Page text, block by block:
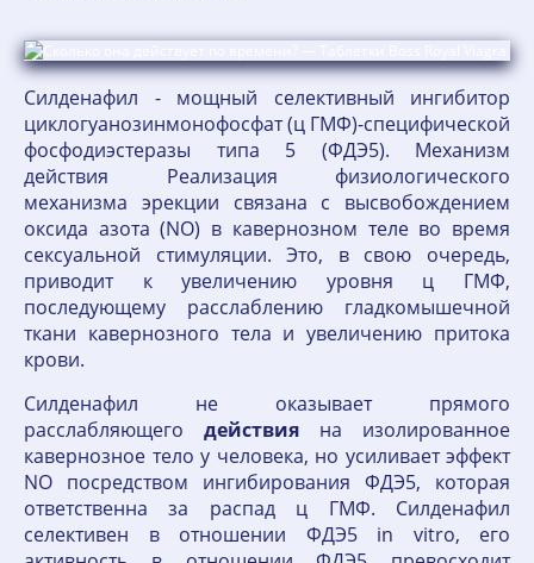
Силденафил - мощный селективный ингибитор
циклогуанозинмонофосфат (ц ГМФ)-специфической
фосфодиэстеразы типа 5 (ФДЭ5). Механизм
действия Реализация физиологического
механизма эрекции связана с высвобождением
оксида азота (NO) в кавернозном теле во время
сексуальной стимуляции. Это, в свою очередь,
приводит к увеличению уровня ц ГМФ,
последующему расслаблению гладкомышечной
ткани кавернозного тела и увеличению притока
крови.
Силденафил не оказывает прямого
расслабляющего действия на изолированное
кавернозное тело у человека, но усиливает эффект
NO посредством ингибирования ФДЭ5, которая
ответственна за распад ц ГМФ. Силденафил
селективен в отношении ФДЭ5 in vitro, его